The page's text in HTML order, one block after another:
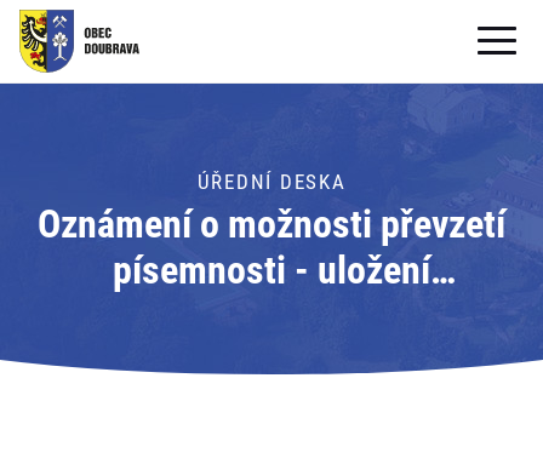
OBECNÍ ÚŘAD
PRO OBČANY
Formuláře ke stažení
PRO TURISTY
ÚŘEDNÍ DESKA
Oznámení o možnosti převzetí
písemnosti - uložení
úřad Doubrava